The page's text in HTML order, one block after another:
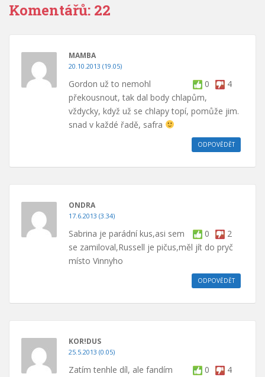
Komentářů: 22
MAMBA
20.10.2013 (19.05)
0 4
Gordon už to nemohl
překousnout, tak dal body chlapům,
vždycky, když už se chlapy topí, pomůže jim.
snad v každé řadě, safra
ODPOVĚDĚT
ONDRA
17.6.2013 (3.34)
0 2
Sabrina je parádní kus,asi sem
se zamiloval,Russell je pičus,měl jít do pryč
místo Vinnyho
ODPOVĚDĚT
KOR!DUS
25.5.2013 (0.05)
0 4
Zatím tenhle díl, ale fandím